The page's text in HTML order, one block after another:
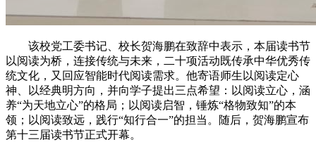
该校党工委书记、校长贺海鹏在致辞中表示，本届读书节
以阅读为桥，连接传统与未来，二十项活动既传承中华优秀传
统文化，又回应智能时代阅读需求。他寄语师生以阅读定心
神、以经典明方向，并向学子提出三点希望：以阅读立心，涵
养“为天地立心”的格局；以阅读启智，锤炼“格物致知”的本
领；以阅读致远，践行“知行合一”的担当。随后，贺海鹏宣布
第十三届读书节正式开幕。